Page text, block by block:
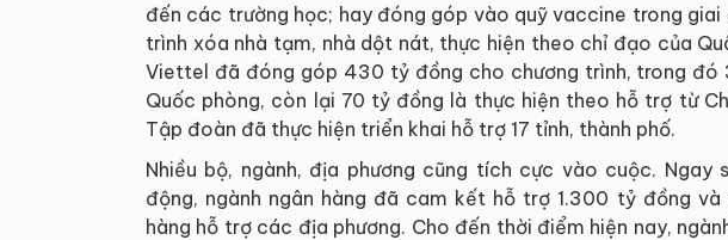
đến các trường học; hay đóng góp vào quỹ vaccine trong giai
trình xóa nhà tạm, nhà dột nát, thực hiện theo chỉ đạo của
Viettel đã đóng góp 430 tỷ đồng cho chương trình, trong
Quốc phòng, còn lại 70 tỷ đồng là thực hiện theo hỗ trợ từ
Tập đoàn đã thực hiện triển khai hỗ trợ 17 tỉnh, thành phố.
Nhiều bộ, ngành, địa phương cũng tích cực vào cuộc. Ngay
động, ngành ngân hàng đã cam kết hỗ trợ 1.300 tỷ đồng
hàng hỗ trợ các địa phương. Cho đến thời điểm hiện nay,